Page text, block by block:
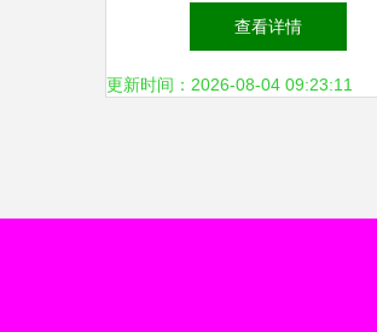
业方法
查看详情
更新时间：2026-08-04 09:23:11